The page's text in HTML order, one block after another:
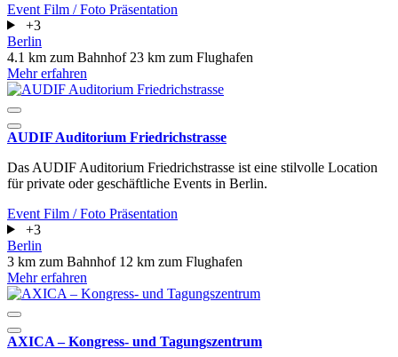
Event Film / Foto Präsentation
+3
Berlin
4.1 km zum Bahnhof 23 km zum Flughafen
Mehr erfahren
AUDIF Auditorium Friedrichstrasse
Das AUDIF Auditorium Friedrichstrasse ist eine stilvolle Location
für private oder geschäftliche Events in Berlin.
Event Film / Foto Präsentation
+3
Berlin
3 km zum Bahnhof 12 km zum Flughafen
Mehr erfahren
AXICA – Kongress- und Tagungszentrum